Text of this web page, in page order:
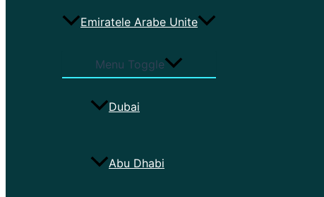
Emiratele Arabe Unite
Menu Toggle
Dubai
Abu Dhabi